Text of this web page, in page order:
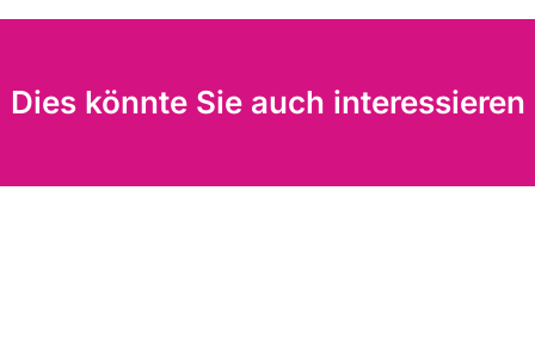
Dies könnte Sie auch interessieren